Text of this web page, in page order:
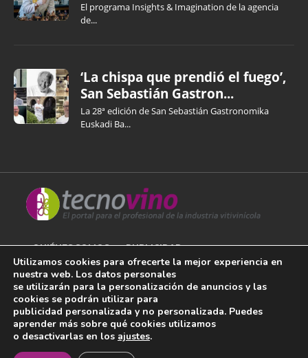
El programa Insights & Imagination de la agencia
de...
‘La chispa que prendió el fuego’,
San Sebastián Gastron...
La 28ª edición de San Sebastián Gastronomika
Euskadi Ba...
QUIÉNES SOMOS PUBLICIDAD
AVISO LEGAL
POLÍTICA DE COOKIES
POLÍTICA DE PRIVACIDAD
Utilizamos cookies para ofrecerte la mejor experiencia en
nuestra web. Los datos personales
se utilizarán para la personalización de anuncios y las
cookies se podrán utilizar para
publicidad personalizada y no personalizada. Puedes
aprender más sobre qué cookies utilizamos
o desactivarlas en los ajustes.